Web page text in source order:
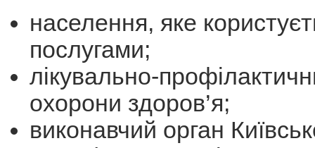
населення, яке
послугами;
лікувально-
охорони здоров’я;
виконавчий орган